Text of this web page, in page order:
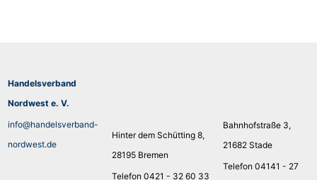
Handelsverband
Nordwest e. V.
info@handelsverband-
nordwest.de
Hinter dem Schütting 8,
28195 Bremen
Telefon 0421 - 32 60 33
Bahnhofstraße 3,
21682 Stade
Telefon 04141 - 27